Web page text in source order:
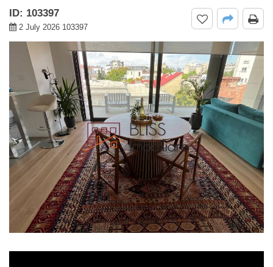
ID: 103397
2 July 2026 103397